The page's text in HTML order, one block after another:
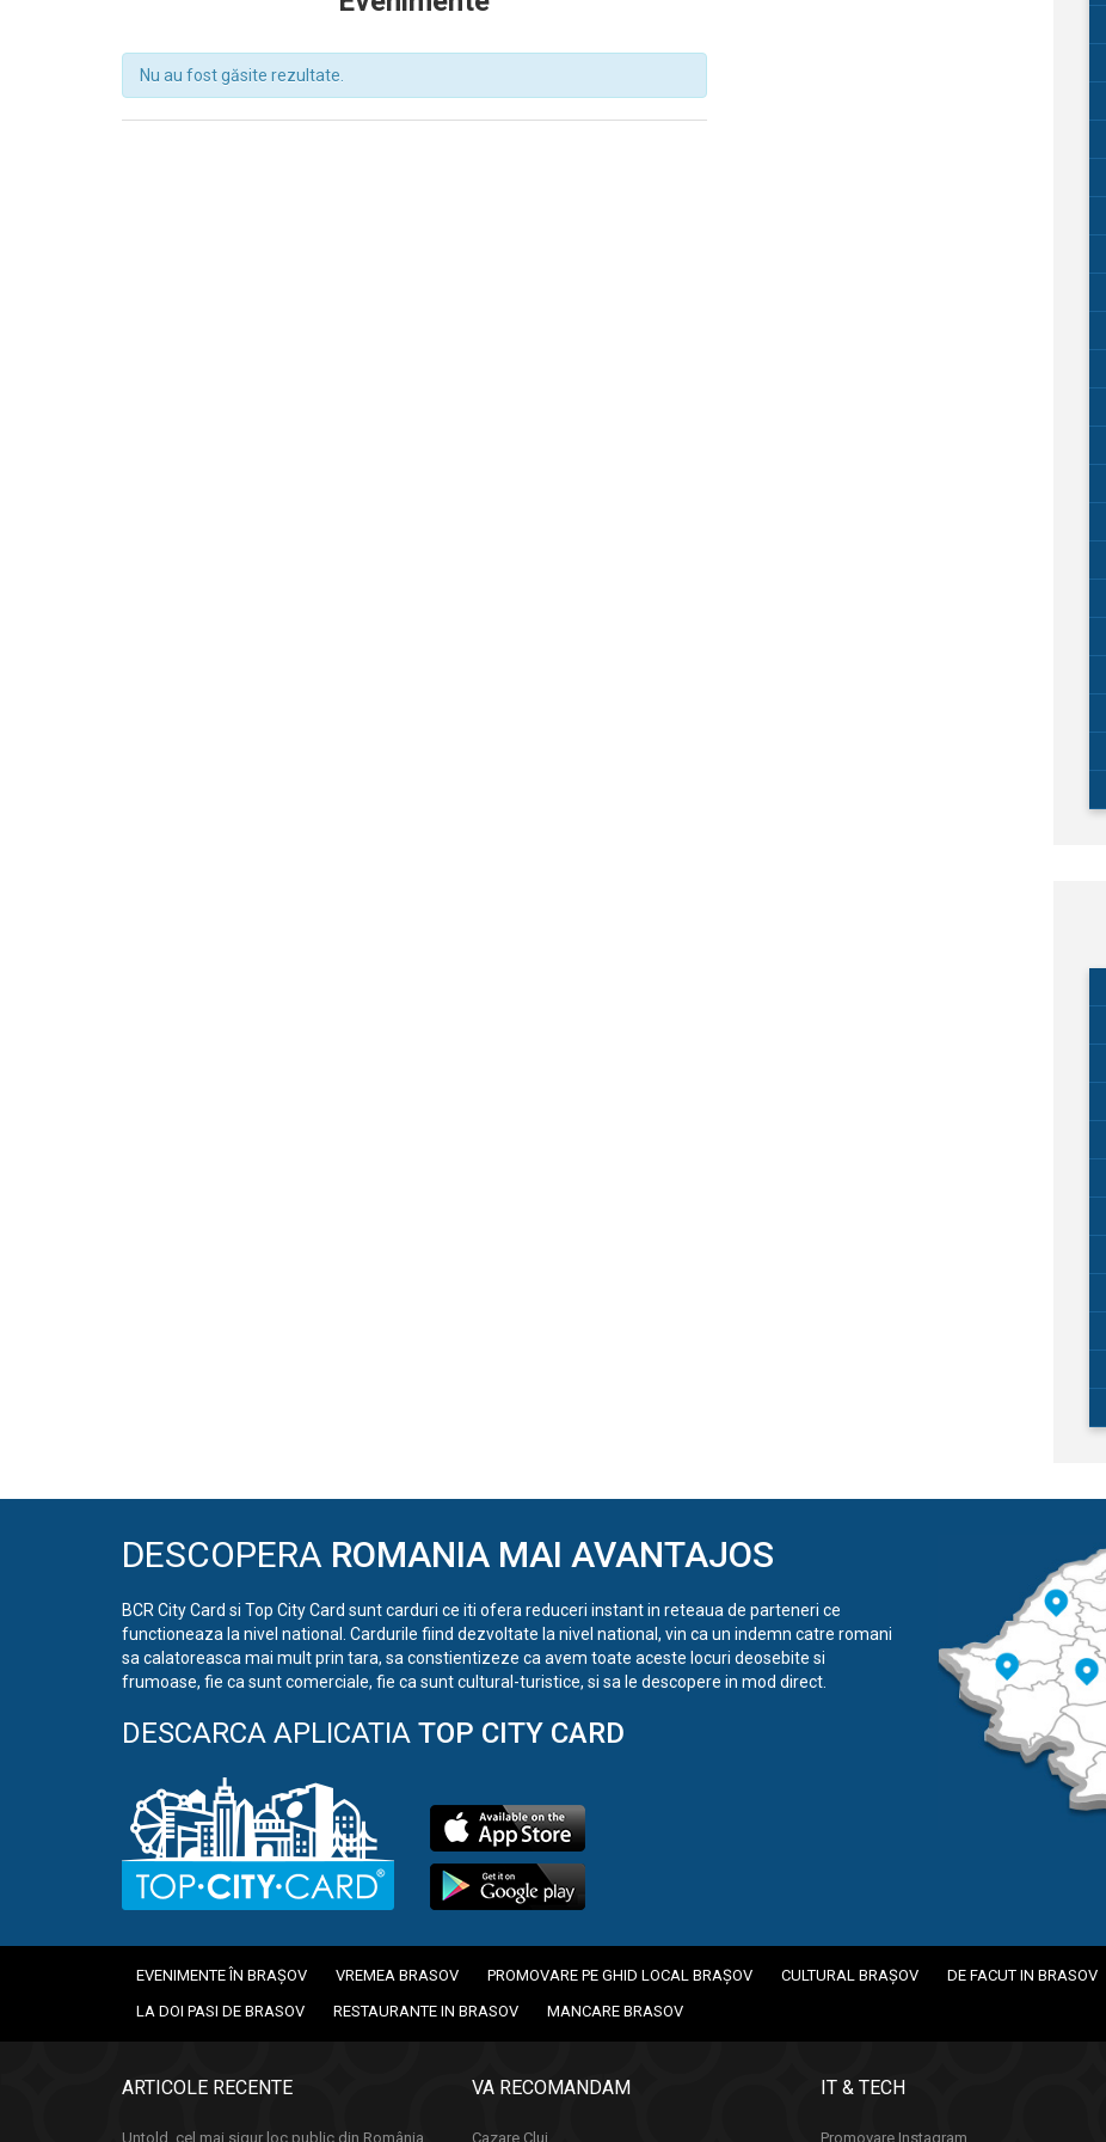
Nu au fost găsite rezultate.
DESCOPERA ROMANIA MAI AVANTAJOS
BCR City Card si Top City Card sunt carduri ce iti ofera reduceri instant in reteaua de parteneri ce
functioneaza la nivel national. Cardurile fiind dezvoltate la nivel national, vin ca un indemn catre romani
sa calatoreasca mai mult prin tara, sa constientizeze ca avem toate aceste locuri deosebite si
frumoase, fie ca sunt comerciale, fie ca sunt cultural-turistice, si sa le descopere in mod direct.
DESCARCA APLICATIA TOP CITY CARD
EVENIMENTE ÎN BRAȘOV VREMEA BRASOV PROMOVARE PE GHID LOCAL BRAȘOV CULTURAL BRAȘOV DE FACUT IN BRASOV
LA DOI PASI DE BRASOV
RESTAURANTE IN BRASOV MANCARE BRASOV
ARTICOLE RECENTE
Untold, cel mai sigur loc public din România.
VA RECOMANDAM
Cazare Cluj
IT & TECH
Promovare Instagram